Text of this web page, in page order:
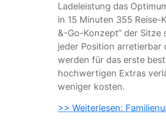
Ladeleistung das
in 15 Minuten 355 Reise-
&-Go-Konzept“ der
jeder Position arretierbar
werden für das erste
hochwertigen Extras
weniger kosten.
>> Weiterlesen: